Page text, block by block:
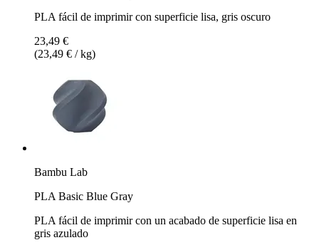
PLA fácil de imprimir con superficie lisa, gris oscuro
23,49 €
(23,49 € / kg)
Bambu Lab
PLA Basic Blue Gray
PLA fácil de imprimir con un acabado de superficie lisa en
gris azulado